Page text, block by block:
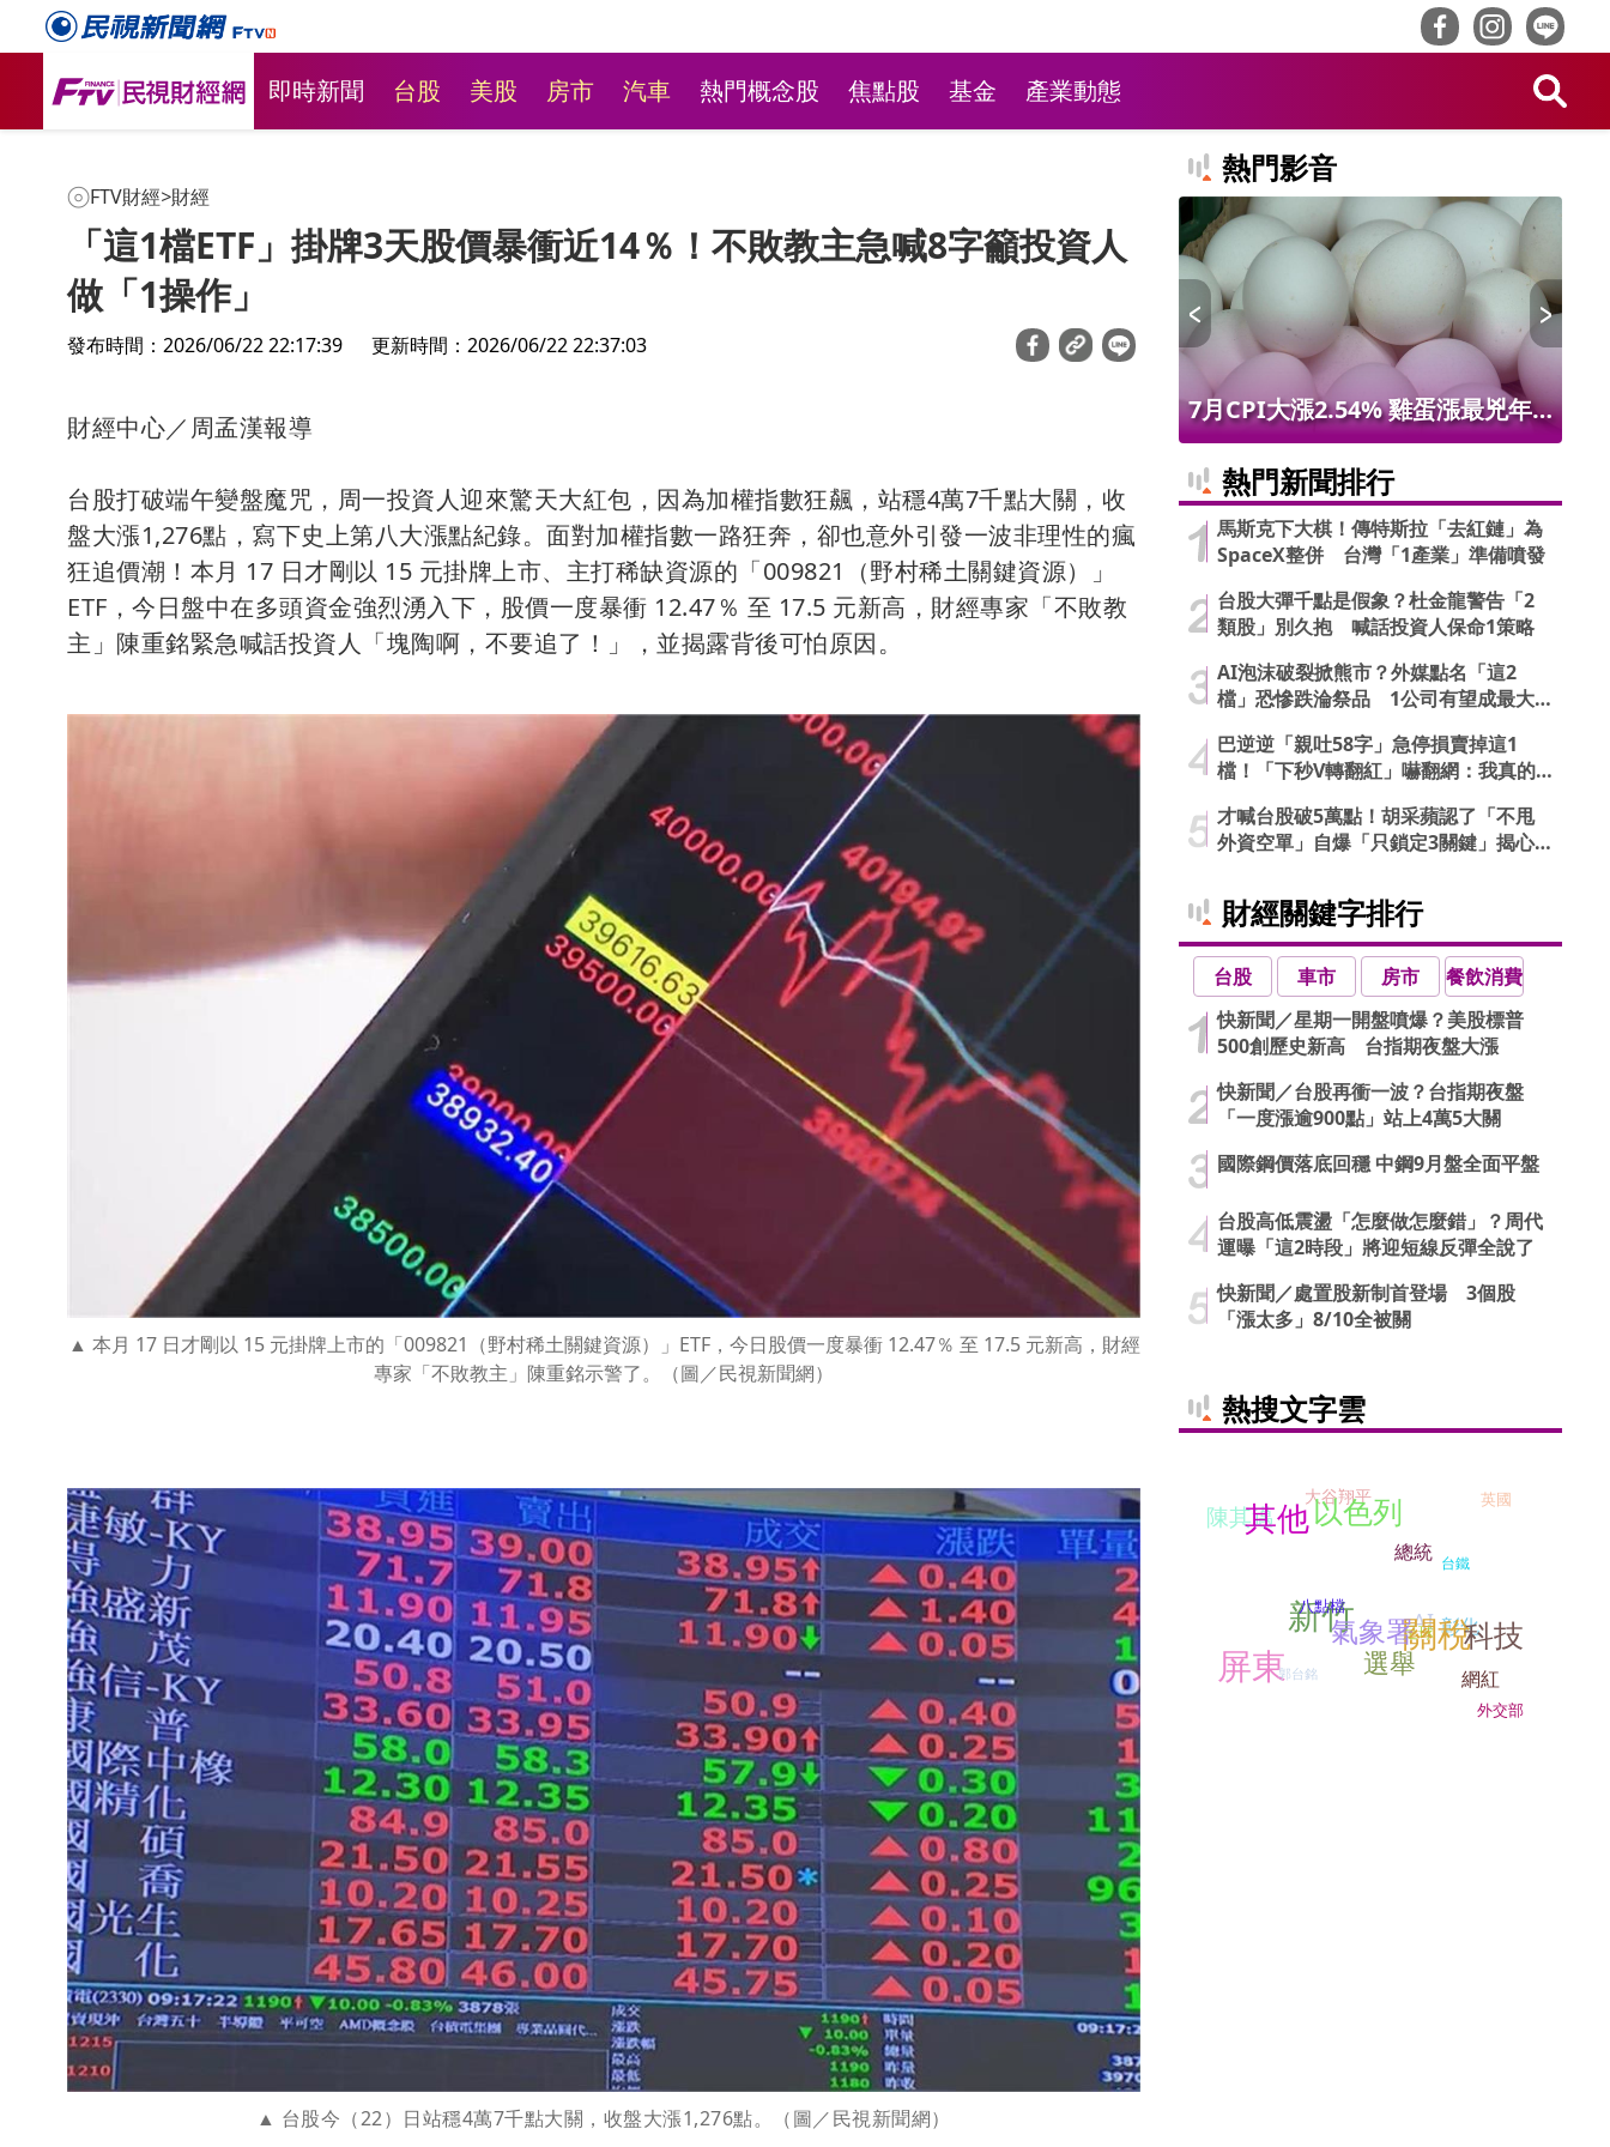
即時新聞 台股 美股 房市 汽車 熱門概念股 焦點股 基金 產業動態
FTV財經>財經
「這1檔ETF」掛牌3天股價暴衝近14％！不敗教主急喊8字籲投資人
做「1操作」
發布時間：2026/06/22 22:17:39 更新時間：2026/06/22 22:37:03
財經中心／周孟漢報導
台股打破端午變盤魔咒，周一投資人迎來驚天大紅包，因為加權指數狂飆，站穩4萬7千點大關，收
盤大漲1,276點，寫下史上第八大漲點紀錄。面對加權指數一路狂奔，卻也意外引發一波非理性的瘋
狂追價潮！本月 17 日才剛以 15 元掛牌上市、主打稀缺資源的「009821（野村稀土關鍵資源）」
ETF，今日盤中在多頭資金強烈湧入下，股價一度暴衝 12.47％ 至 17.5 元新高，財經專家「不敗教
主」陳重銘緊急喊話投資人「塊陶啊，不要追了！」，並揭露背後可怕原因。
本月 17 日才剛以 15 元掛牌上市的「009821（野村稀土關鍵資源）」ETF，今日股價一度暴衝 12.47％ 至 17.5 元新高，財經
專家「不敗教主」陳重銘示警了。（圖／民視新聞網）
台股今（22）日站穩4萬7千點大關，收盤大漲1,276點。（圖／民視新聞網）
熱門影音
7月CPI大漲2.54% 雞蛋漲最兇年
幅
熱門新聞排行
馬斯克下大棋！傳特斯拉「去紅鏈」為
SpaceX整併 台灣「1產業」準備噴發
台股大彈千點是假象？杜金龍警告「2
類股」別久抱 喊話投資人保命1策略
AI泡沫破裂掀熊市？外媒點名「這2
檔」恐慘跌淪祭品 1公司有望成最大
巴逆逆「親吐58字」急停損賣掉這1
檔！「下秒V轉翻紅」嚇翻網：我真的
才喊台股破5萬點！胡采蘋認了「不甩
外資空單」自爆「只鎖定3關鍵」揭心
財經關鍵字排行
台股 車市 房市
餐飲消費
快新聞／星期一開盤噴爆？美股標普
500創歷史新高 台指期夜盤大漲
快新聞／台股再衝一波？台指期夜盤
「一度漲逾900點」站上4萬5大關
國際鋼價落底回穩 中鋼9月盤全面平盤
台股高低震盪「怎麼做怎麼錯」？周代
運曝「這2時段」將迎短線反彈全說了
快新聞／處置股新制首登場 3個股
「漲太多」8/10全被關
熱搜文字雲
新竹 AI
屏東
彰化
大谷翔平
陳其邁
選舉
以色列
足球
總統
八點檔
英國
台鐵
其他
外交部
關稅
網紅
郭台銘
氣象署 科技